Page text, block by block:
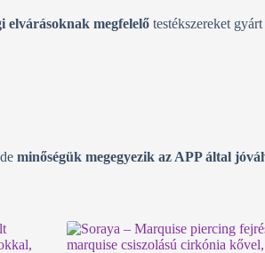
elvárásoknak megfelelő testékszereket
minőségük megegyezik az APP által